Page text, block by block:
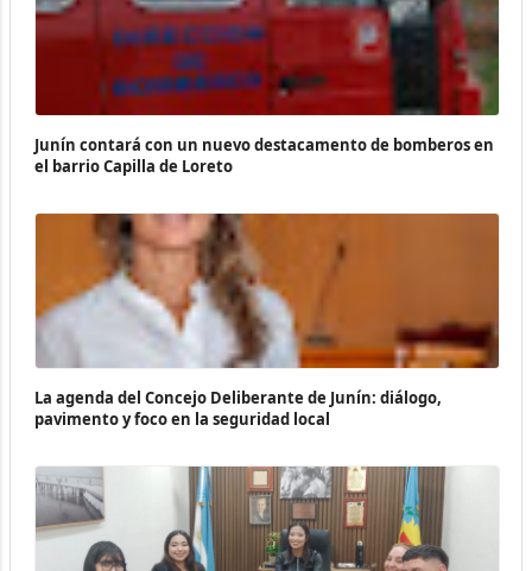
Junín contará con un nuevo destacamento de bomberos en
el barrio Capilla de Loreto
La agenda del Concejo Deliberante de Junín: diálogo,
pavimento y foco en la seguridad local